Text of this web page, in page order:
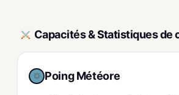
Capacités & Statistiques de
Poing Météore